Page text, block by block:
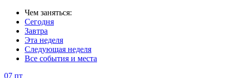
Чем заняться:
Сегодня
Завтра
Эта неделя
Следующая неделя
Все события и места
07 пт